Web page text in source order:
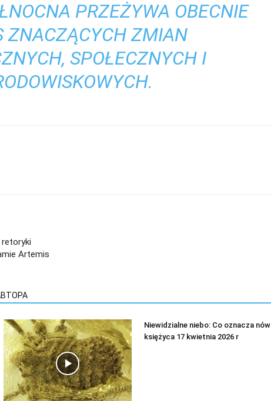
PRZEŻYWA OBECNIE
ZNACZĄCYCH ZMIAN
SPOŁECZNYCH I
Artemis
Niewidzialne niebo: Co oznacza nów
księżyca 17 kwietnia 2026 r